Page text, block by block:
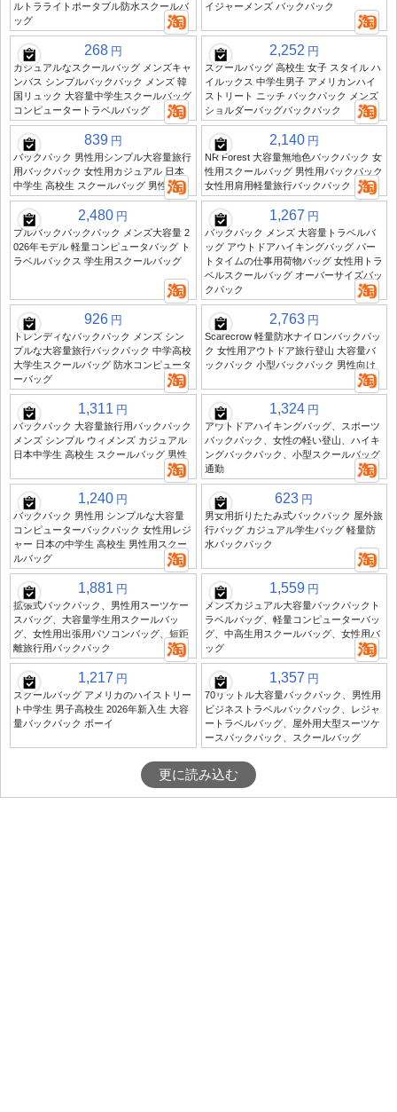
ルトラライトポータブル防水スクールバ
ッグ
イジャーメンズ バックパック
268 円
カジュアルなスクールバッグ メンズキャ
ンバス シンプルバックパック メンズ 韓
国リュック 大容量中学生スクールバッグ
コンピュータートラベルバッグ
2,252 円
スクールバッグ 高校生 女子 スタイル ハ
イルックス 中学生男子 アメリカンハイ
ストリート ニッチ バックパック メンズ
ショルダーバッグバックパック
839 円
バックパック 男性用シンプル大容量旅行
用バックパック 女性用カジュアル 日本
中学生 高校生 スクールバッグ 男性
2,140 円
NR Forest 大容量無地色バックパック 女
性用スクールバッグ 男性用バックパック
女性用肩用軽量旅行バックパック
2,480 円
プルバックバックパック メンズ大容量 2
026年モデル 軽量コンピュータバッグ ト
ラベルバックス 学生用スクールバッグ
1,267 円
バックパック メンズ 大容量トラベルバ
ッグ アウトドアハイキングバッグ パー
トタイムの仕事用荷物バッグ 女性用トラ
ベルスクールバッグ オーバーサイズバッ
クパック
926 円
トレンディなバックパック メンズ シン
プルな大容量旅行バックパック 中学高校
大学生スクールバッグ 防水コンピュータ
ーバッグ
2,763 円
Scarecrow 軽量防水ナイロンバックパッ
ク 女性用アウトドア旅行登山 大容量バ
ックパック 小型バックパック 男性向け
1,311 円
バックパック 大容量旅行用バックパック
メンズ シンプル ウィメンズ カジュアル
日本中学生 高校生 スクールバッグ 男性
1,324 円
アウトドアハイキングバッグ、スポーツ
バックパック、女性の軽い登山、ハイキ
ングバックパック、小型スクールバッグ
通勤
1,240 円
バックパック 男性用 シンプルな大容量
コンピューターバックパック 女性用レジ
ャー 日本の中学生 高校生 男性用スクー
ルバッグ
623 円
男女用折りたたみ式バックパック 屋外旅
行バッグ カジュアル学生バッグ 軽量防
水バックパック
1,881 円
拡張式バックパック、男性用スーツケー
スバッグ、大容量学生用スクールバッ
グ、女性用出張用パソコンバッグ、短距
離旅行用バックパック
1,559 円
メンズカジュアル大容量バックパックト
ラベルバッグ、軽量コンピューターバッ
グ、中高生用スクールバッグ、女性用バ
ッグ
1,217 円
スクールバッグ アメリカのハイストリー
ト中学生 男子高校生 2026年新入生 大容
量バックパック ボーイ
1,357 円
70リットル大容量バックパック、男性用
ビジネストラベルバックパック、レジャ
ートラベルバッグ、屋外用大型スーツケ
ースバックパック、スクールバッグ
更に読み込む